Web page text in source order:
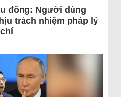
đồng: Người dùng
trách nhiệm pháp lý